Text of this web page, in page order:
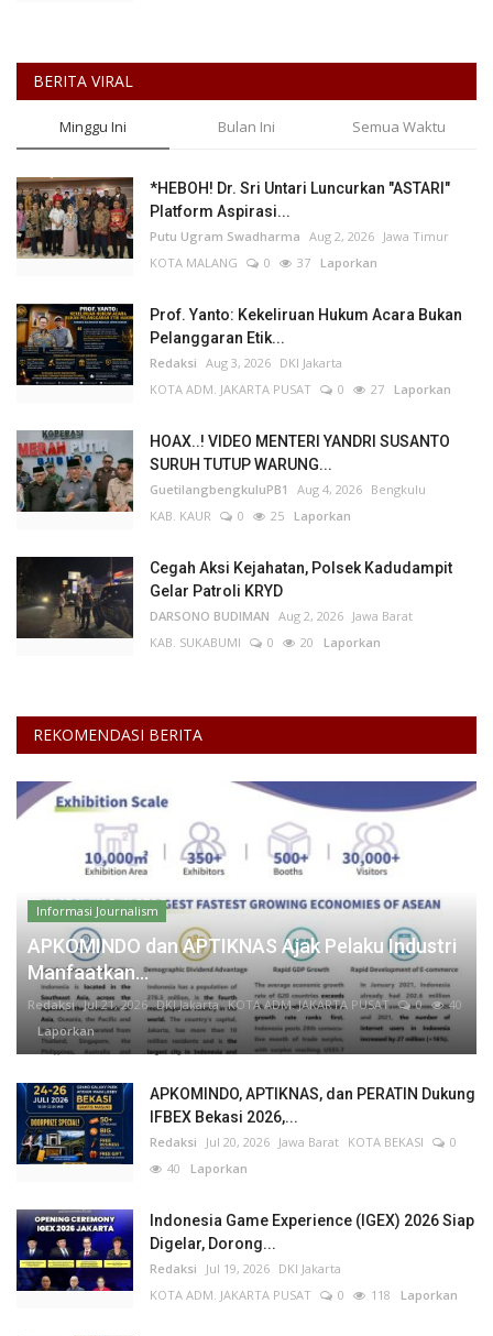
BERITA VIRAL
Minggu Ini Bulan Ini Semua Waktu
*HEBOH! Dr. Sri Untari Luncurkan "ASTARI"
Platform Aspirasi...
Putu Ugram Swadharma Aug 2, 2026 Jawa Timur
KOTA MALANG
0 37 Laporkan
Prof. Yanto: Kekeliruan Hukum Acara Bukan
Pelanggaran Etik...
Redaksi Aug 3, 2026 DKI Jakarta
KOTA ADM. JAKARTA PUSAT
0 27 Laporkan
HOAX..! VIDEO MENTERI YANDRI SUSANTO
SURUH TUTUP WARUNG...
GuetilangbengkuluPB1 Aug 4, 2026 Bengkulu
KAB. KAUR
0 25 Laporkan
Cegah Aksi Kejahatan, Polsek Kadudampit
Gelar Patroli KRYD
DARSONO BUDIMAN Aug 2, 2026 Jawa Barat
KAB. SUKABUMI
0 20 Laporkan
REKOMENDASI BERITA
Informasi Journalism
APKOMINDO dan APTIKNAS Ajak Pelaku Industri
Manfaatkan...
Redaksi Jul 21, 2026 DKI Jakarta KOTA ADM. JAKARTA PUSAT 0
40
Laporkan
APKOMINDO, APTIKNAS, dan PERATIN Dukung
IFBEX Bekasi 2026,...
Redaksi Jul 20, 2026 Jawa Barat KOTA BEKASI
0
40 Laporkan
Indonesia Game Experience (IGEX) 2026 Siap
Digelar, Dorong...
Redaksi Jul 19, 2026 DKI Jakarta
KOTA ADM. JAKARTA PUSAT
0 118 Laporkan